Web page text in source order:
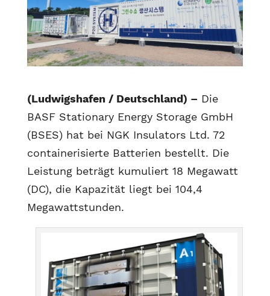
(Ludwigshafen / Deutschland) – Die
BASF Stationary Energy Storage GmbH
(BSES) hat bei NGK Insulators Ltd. 72
containerisierte Batterien bestellt. Die
Leistung beträgt kumuliert 18 Megawatt
(DC), die Kapazität liegt bei 104,4
Megawattstunden.